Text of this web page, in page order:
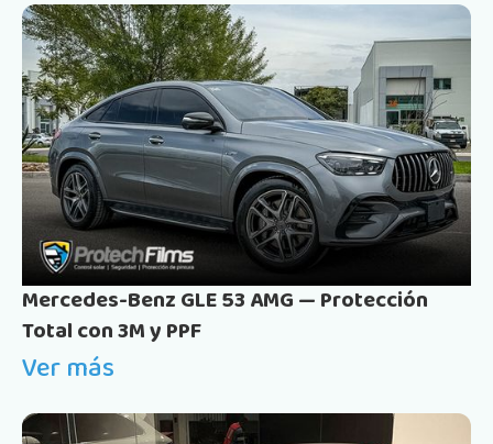
Mercedes-Benz GLE 53 AMG — Protección
Total con 3M y PPF
Ver más